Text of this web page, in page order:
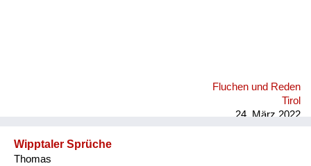
Fluchen und Reden
Tirol
24. März 2022
Wipptaler Sprüche
Thomas